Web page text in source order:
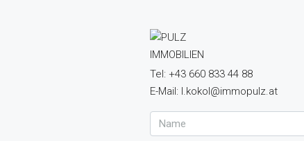
Tel: +43 660 833 44 88
E-Mail: l.kokol@immopulz.at